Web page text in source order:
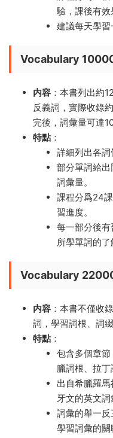
驗，課後有效
建議每天學習
Vocabulary
内容 ：本書列出約
反義詞，實際收錄
完後，詞彙量可達
特點 ：
詳細列出各詞
部分單詞給
詞彙量。
課程分爲24
習進度。
每一部分後
所學單詞的了
Vocabulary
内容 ：本書不僅收
詞，學習詞根、詞
特點 ：
包含多個章
臘詞根、拉丁
出自希臘羅
牙文的英文詞
詞彙的舉一
學習詞彙的關